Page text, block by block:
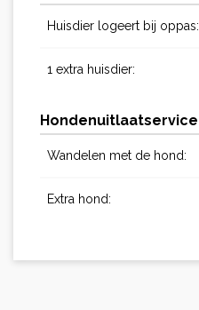
Huisdier logeert bij oppas:
1 extra huisdier:
Hondenuitlaatservice
Wandelen met de hond:
Extra hond: